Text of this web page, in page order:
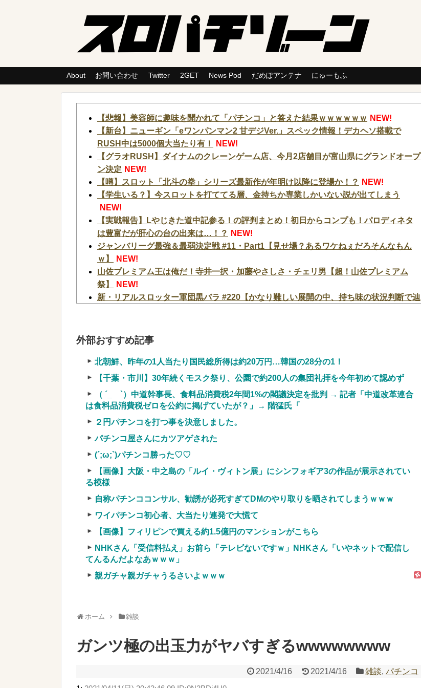
About お問い合わせ Twitter 2GET News Pod だめぽアンテナ にゅーもふ
【悲報】美容師に趣味を聞かれて「パチンコ」と答えた結果ｗｗｗｗｗｗ NEW!
【新台】ニューギン「eワンパンマン2 甘デジVer.」スペック情報！デカヘソ搭載で
RUSH中は5000個大当たり有！
NEW!
【グラオRUSH】ダイナムのクレーンゲーム店、今月2店舗目が富山県にグランドオープ
ン決定 NEW!
【噂】スロット「北斗の拳」シリーズ最新作が年明け以降に登場か！？
NEW!
【学生いる？】今スロットを打ててる層、金持ちか専業しかいない説が出てしまう
NEW!
【実戦報告】Lやじきた道中記参る！の評判まとめ！初日からコンプも！パロディネタ
は豊富だが肝心の台の出来は…！？
NEW!
ジャンバリーグ最強＆最弱決定戦 #11・Part1【見せ場？あるワケねぇだろそんなもん
ｗ】
NEW!
山佐プレミアム王は俺だ！寺井一択・加藤やさしさ・チェリ男【超！山佐プレミアム
祭】
NEW!
新・リアルスロッター軍団黒バラ #220【かなり難しい展開の中、持ち味の状況判断で辿
結果w w w w w w w w
【物議】倉田真由美さん「警官を非難する人間は、一体誰の命を守りたいのか」
フェミさん「女性視点の避難所を提言します」
NEW!
【速報】日本製メモリに世界中から注文殺到！！！ １兆５０００億円で工場増築へ
【悲報】橋本環奈と同じアイドルグループだったメンバー、突然暴露をしだす
【Pickup05153422】 NEW!
【悲報】ちいかわの映画を見たイラン人が激怒｢子供に見せる内容じゃない｡悪影響は計
り知れない｣←これw w w w w w w w w
【驚愕】ユーチューバー「撮影で使うから、この高級時計も車もぜ～んぶ経費でタダ！
w NEW!
【画像】ワイ「アルファードいいなあ。買いに行くか」店員「ほいっ見積もりな！」ワ
イ「金額おかしくね？」←お前らもそう思うよな？？？？？ NEW!
実質確率という罠
車上のテントでキャンプ 民泊施設が車のレンタル 五所川原 青森
名機が生まれなかった悲しい枠
Powered by livedoor 相互RSS
外部おすすめ記事
北朝鮮、昨年の1人当たり国民総所得は約20万円…韓国の28分の1！
【千葉・市川】30年続くモスク祭り、公園で約200人の集団礼拝を今年初めて認めず
（ ´_ゝ`）中道幹事長、食料品消費税2年間1%の閣議決定を批判 → 記者「中道改革連合
は食料品消費税ゼロを公約に掲げていたが？」→ 階猛氏「
２円パチンコを打つ事を決意しました。
パチンコ屋さんにカツアゲされた
(´;ω;`)パチンコ勝った♡♡
【画像】大阪・中之島の「ルイ・ヴィトン展」にシンフォギア3の作品が展示されてい
る模様
自称パチンココンサル、勧誘が必死すぎてDMのやり取りを晒されてしまうｗｗｗ
ワイパチンコ初心者、大当たり連発で大慌て
【画像】フィリピンで買える約1.5億円のマンションがこちら
NHKさん「受信料払え」お前ら「テレビないですｗ」NHKさん「いやネットで配信し
てんるんだよなあｗｗｗ」
親ガチャ親ガチャうるさいよｗｗｗ
ホーム 雑談
ガンツ極の出玉力がヤバすぎるwwwwwwww
2021/4/16 2021/4/16 雑談, パチンコ